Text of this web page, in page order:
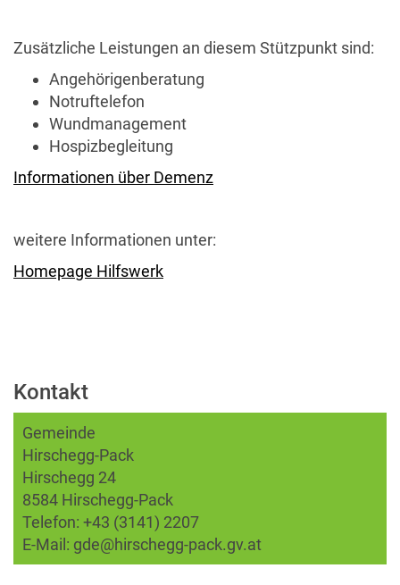
Zusätzliche Leistungen an diesem Stützpunkt sind:
Angehörigenberatung
Notruftelefon
Wundmanagement
Hospizbegleitung
Informationen über Demenz
weitere Informationen unter:
Homepage Hilfswerk
Kontakt
Gemeinde
Hirschegg-Pack
Hirschegg 24
8584 Hirschegg-Pack
Telefon: +43 (3141) 2207
E-Mail: gde@hirschegg-pack.gv.at